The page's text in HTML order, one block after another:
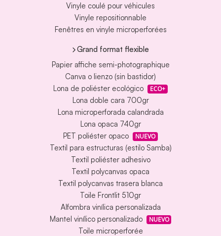
Vinyle coulé pour véhicules
Vinyle repositionnable
Fenêtres en vinyle microperforées
Grand format flexible
Papier affiche semi-photographique
Canva o lienzo (sin bastidor)
Lona de poliéster ecológico
ECO+
Lona doble cara 700gr
Lona microperforada calandrada
Lona opaca 740gr
PET poliéster opaco
NUEVO
Textil para estructuras (estilo Samba)
Textil poliéster adhesivo
Textil polycanvas opaca
Textil polycanvas trasera blanca
Toile Frontlit 510gr
Alfombra vinílica personalizada
Mantel vinílico personalizado
NUEVO
Toile microperforée